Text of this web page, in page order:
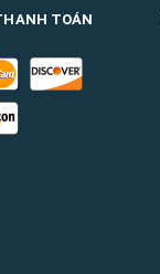
TOÁN